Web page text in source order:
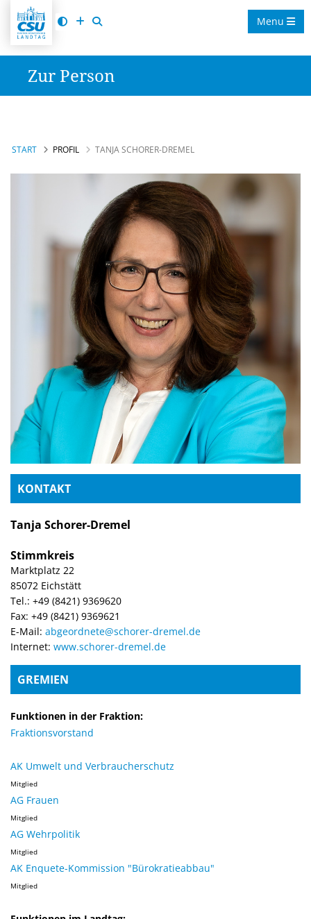
Menu
Zur Person
START PROFIL TANJA SCHORER-DREMEL
KONTAKT
Tanja Schorer-Dremel
Stimmkreis
Marktplatz 22
85072 Eichstätt
Tel.: +49 (8421) 9369620
Fax: +49 (8421) 9369621
E-Mail: abgeordnete@schorer-dremel.de
Internet: www.schorer-dremel.de
GREMIEN
Funktionen in der Fraktion:
Fraktionsvorstand
AK Umwelt und Verbraucherschutz
Mitglied
AG Frauen
Mitglied
AG Wehrpolitik
Mitglied
AK Enquete-Kommission "Bürokratieabbau"
Mitglied